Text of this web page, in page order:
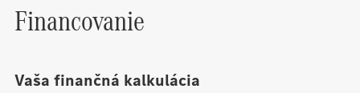
Financovanie
Vaša finančná kalkulácia